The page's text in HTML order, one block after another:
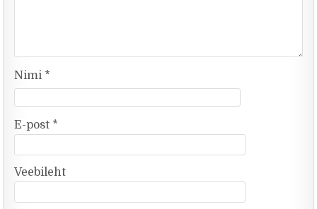
Nimi *
E-post *
Veebileht